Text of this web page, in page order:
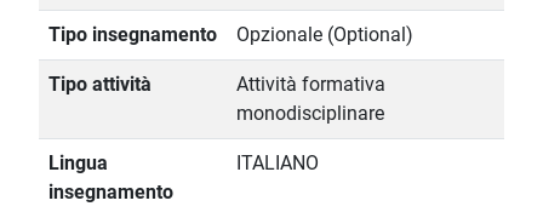
Tipo insegnamento Opzionale (Optional)
Tipo attività
Attività formativa
monodisciplinare
Lingua
insegnamento
ITALIANO